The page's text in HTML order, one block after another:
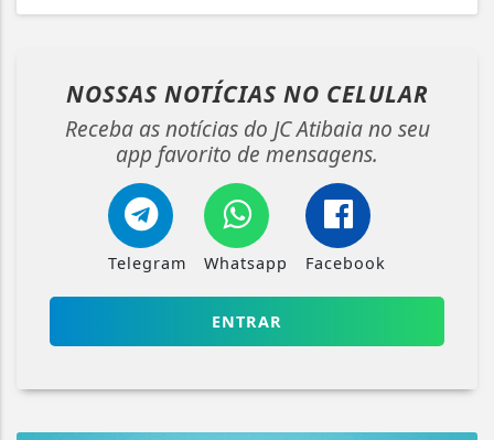
NOSSAS NOTÍCIAS NO CELULAR
Receba as notícias do JC Atibaia no seu
app favorito de mensagens.
Telegram Whatsapp Facebook
ENTRAR